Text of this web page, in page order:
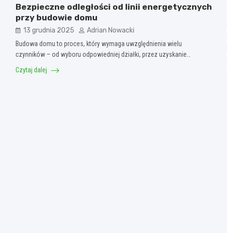
Bezpieczne odległości od linii energetycznych
przy budowie domu
13 grudnia 2025 Adrian Nowacki
Budowa domu to proces, który wymaga uwzględnienia wielu
czynników – od wyboru odpowiedniej działki, przez uzyskanie…
Czytaj dalej